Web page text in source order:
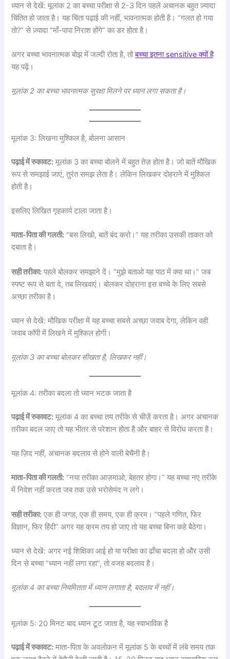
ध्यान से देखें: मूलांक 2 का बच्चा परीक्षा से 2-3 दिन पहले अचानक बहुत ज़्यादा
चिंतित हो जाता है। यह चिंता पढ़ाई की नहीं, भावनात्मक होती है। “गलत हो गया
तो?” से ज़्यादा “माँ-पापा निराश होंगे” का डर होता है।
अगर बच्चा भावनात्मक बोझ में जल्दी रोता है, तोबच्चा इतना sensitive क्यों है
यह पढ़ें।
मूलांक 2 का बच्चा भावनात्मक सुरक्षा मिलने पर ध्यान लगा सकता है।
मूलांक 3: लिखना मुश्किल है, बोलना आसान
पढ़ाई में रुकावट: मूलांक 3 का बच्चा बोलने में बहुत तेज़ होता है। जो बातें मौखिक
रूप से समझाई जाएं, तुरंत समझ लेता है। लेकिन लिखकर दोहराने में मुश्किल
होती है।
इसलिए लिखित गृहकार्य टाला जाता है।
माता-पिता की गलती: “बस लिखो, बातें बंद करो।” यह तरीका उसकी ताकत को
दबाता है।
सही तरीका: पहले बोलकर समझाने दें। “मुझे बताओ यह पाठ में क्या था।” जब
स्पष्ट रूप से बता दे, तब लिखवाएं। बोलकर दोहराना इस बच्चे के लिए सबसे
अच्छा तरीका है।
ध्यान से देखें: मौखिक परीक्षा में यह बच्चा सबसे अच्छा जवाब देगा, लेकिन वही
जवाब कॉपी में लिखने में मुश्किल होगी।
मूलांक 3 का बच्चा बोलकर सीखता है, लिखकर नहीं।
मूलांक 4: तरीका बदला तो ध्यान भटक जाता है
पढ़ाई में रुकावट: मूलांक 4 का बच्चा तय तरीके से चीज़ें करता है। अगर अचानक
तरीका बदल जाए तो यह भीतर से परेशान होता है और बाहर से विरोध करता है।
यह ज़िद नहीं, अचानक बदलाव से होने वाली बेचैनी है।
माता-पिता की गलती: “नया तरीका आज़माओ, बेहतर होगा।” यह बच्चा नए तरीके
में निवेश नहीं करता जब तक उसे भरोसेमंद न लगे।
सही तरीका: एक ही जगह, एक ही समय, एक ही क्रम। “पहले गणित, फिर
विज्ञान, फिर हिंदी” अगर यह क्रम तय हो जाए तो यह बच्चा बिना कहे बैठेगा।
ध्यान से देखें: अगर नई शिक्षिका आई हो या परीक्षा का ढाँचा बदला हो और उसी
दिन से बच्चा “ध्यान नहीं लगा रहा”, तो वजह बदलाव है।
मूलांक 4 का बच्चा नियमितता में ध्यान लगाता है, बदलाव में नहीं।
मूलांक 5: 20 मिनट बाद ध्यान टूट जाता है, यह स्वाभाविक है
पढ़ाई में रुकावट: माता-पिता के अवलोकन में मूलांक 5 के बच्चों में लंबे समय तक